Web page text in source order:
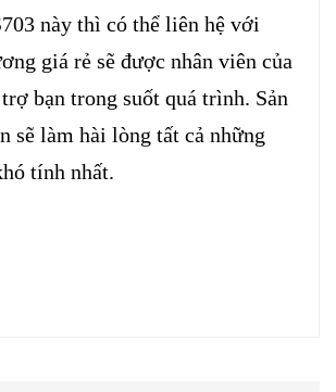
này thì có thể liên hệ với
giá rẻ sẽ được nhân viên của
bạn trong suốt quá trình. Sản
sẽ làm hài lòng tất cả những
tính nhất.